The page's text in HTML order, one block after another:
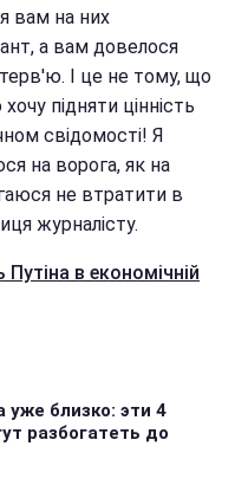
вам на них
а вам довелося
І це не тому, що
підняти цінність
свідомості! Я
на ворога, як на
не втратити в
журналісту.
в економічній
уже близко: эти 4
разбогатеть до